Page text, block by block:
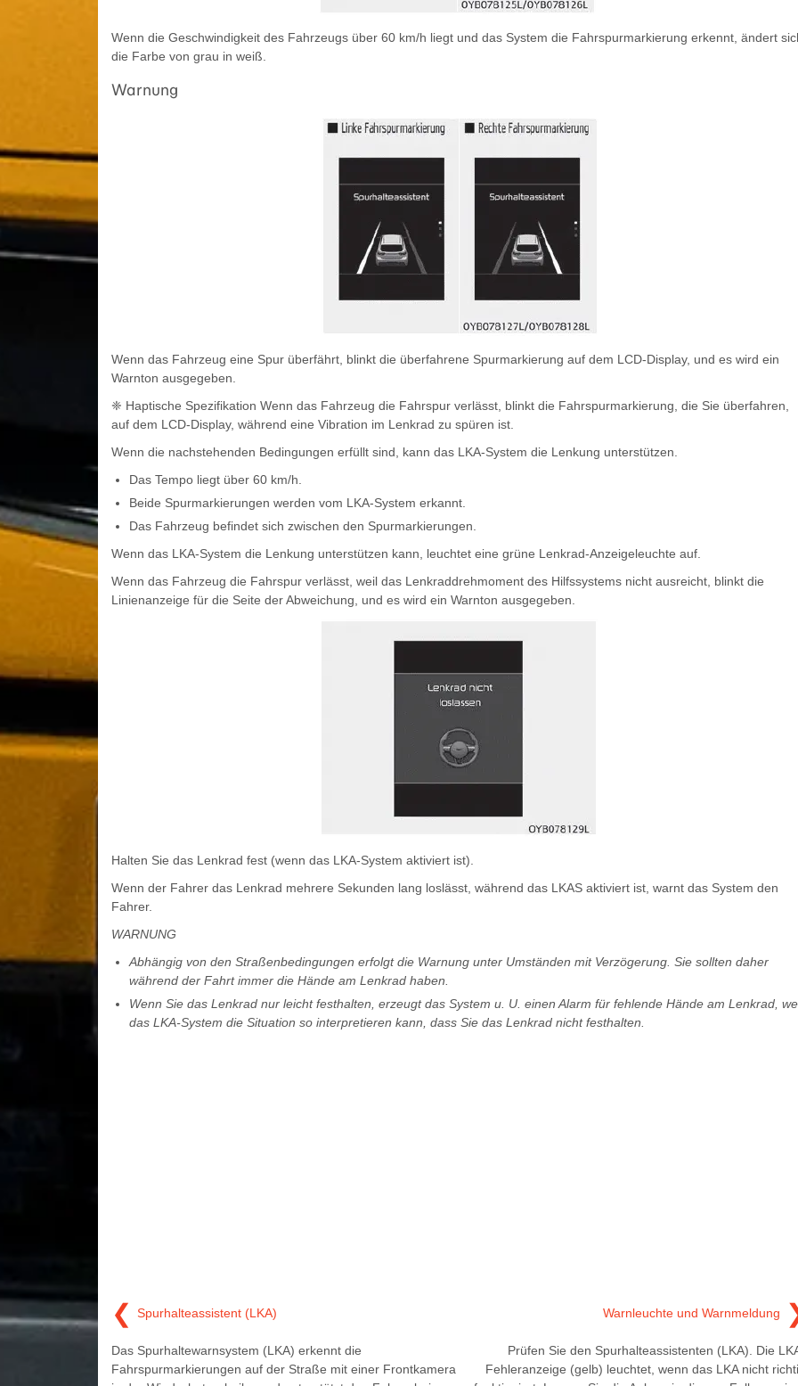
Wenn die Geschwindigkeit des Fahrzeugs über 60 km/h liegt und das System die Fahrspurmarkierung erkennt, ändert
die Farbe von grau in weiß.
Warnung
Wenn das Fahrzeug eine Spur überfährt, blinkt die überfahrene Spurmarkierung auf dem LCD-Display, und es wird ein
Warnton ausgegeben.
❈ Haptische Spezifikation Wenn das Fahrzeug die Fahrspur verlässt, blinkt die Fahrspurmarkierung, die Sie überfahren,
auf dem LCD-Display, während eine Vibration im Lenkrad zu spüren ist.
Wenn die nachstehenden Bedingungen erfüllt sind, kann das LKA-System die Lenkung unterstützen.
Das Tempo liegt über 60 km/h.
Beide Spurmarkierungen werden vom LKA-System erkannt.
Das Fahrzeug befindet sich zwischen den Spurmarkierungen.
Wenn das LKA-System die Lenkung unterstützen kann, leuchtet eine grüne Lenkrad-Anzeigeleuchte auf.
Wenn das Fahrzeug die Fahrspur verlässt, weil das Lenkraddrehmoment des Hilfssystems nicht ausreicht, blinkt die
Linienanzeige für die Seite der Abweichung, und es wird ein Warnton ausgegeben.
Halten Sie das Lenkrad fest (wenn das LKA-System aktiviert ist).
Wenn der Fahrer das Lenkrad mehrere Sekunden lang loslässt, während das LKAS aktiviert ist, warnt das System den
Fahrer.
WARNUNG
Abhängig von den Straßenbedingungen erfolgt die Warnung unter Umständen mit Verzögerung. Sie sollten daher
während der Fahrt immer die Hände am Lenkrad haben.
Wenn Sie das Lenkrad nur leicht festhalten, erzeugt das System u. U. einen Alarm für fehlende Hände am Lenkrad,
das LKA-System die Situation so interpretieren kann, dass Sie das Lenkrad nicht festhalten.
❮ Spurhalteassistent (LKA)
Das Spurhaltewarnsystem (LKA) erkennt die
Fahrspurmarkierungen auf der Straße mit einer Frontkamera
Warnleuchte und Warnmeldung
Prüfen Sie den Spurhalteassistenten (LKA). Die
Fehleranzeige (gelb) leuchtet, wenn das LKA nicht